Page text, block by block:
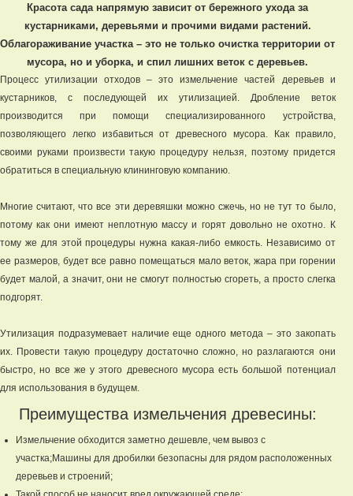
Красота сада напрямую зависит от бережного ухода за
кустарниками, деревьями и прочими видами растений.
Облагораживание участка – это не только очистка территории от
мусора, но и уборка, и спил лишних веток с деревьев.
Процесс утилизации отходов – это измельчение частей деревьев и
кустарников, с последующей их утилизацией. Дробление веток
производится при помощи специализированного устройства,
позволяющего легко избавиться от древесного мусора. Как правило,
своими руками произвести такую процедуру нельзя, поэтому придется
обратиться в специальную клининговую компанию.
Многие считают, что все эти деревяшки можно сжечь, но не тут то было,
потому как они имеют неплотную массу и горят довольно не охотно. К
тому же для этой процедуры нужна какая-либо емкость. Независимо от
ее размеров, будет все равно помещаться мало веток, жара при горении
будет малой, а значит, они не смогут полностью сгореть, а просто слегка
подгорят.
Утилизация подразумевает наличие еще одного метода – это закопать
их. Провести такую процедуру достаточно сложно, но разлагаются они
быстро, но все же у этого древесного мусора есть большой потенциал
для использования в будущем.
Преимущества измельчения древесины:
Измельчение обходится заметно дешевле, чем вывоз с
участка;Машины для дробилки безопасны для рядом расположенных
деревьев и строений;